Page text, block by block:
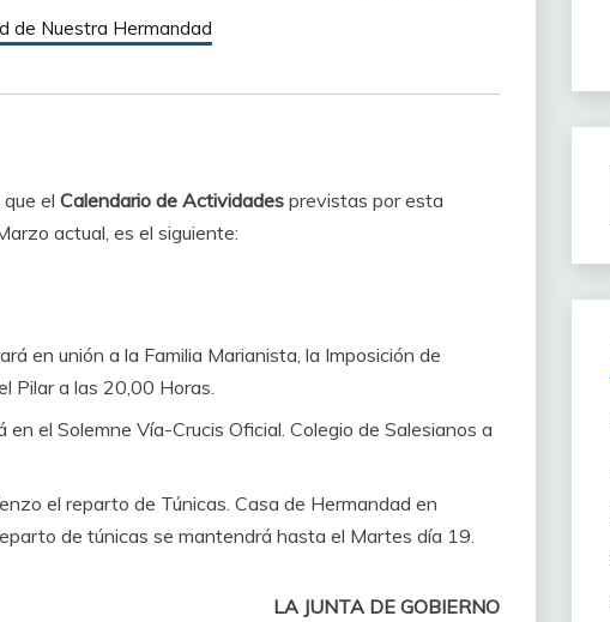
de Nuestra Hermandad
el Calendario de Actividades previstas por esta
actual, es el siguiente:
en unión a la Familia Marianista, la Imposición de
Pilar a las 20,00 Horas.
el Solemne Vía-Crucis Oficial. Colegio de Salesianos a
el reparto de Túnicas. Casa de Hermandad en
de túnicas se mantendrá hasta el Martes día 19.
LA JUNTA DE GOBIERNO